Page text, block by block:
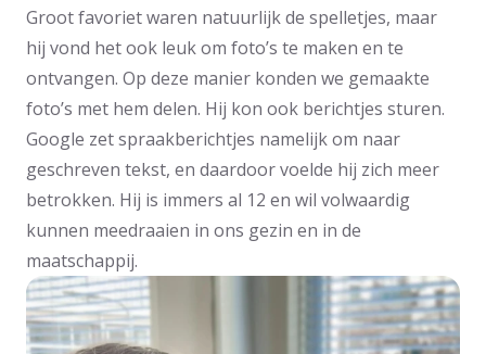
Groot favoriet waren natuurlijk de spelletjes, maar
hij vond het ook leuk om foto’s te maken en te
ontvangen. Op deze manier konden we gemaakte
foto’s met hem delen. Hij kon ook berichtjes sturen.
Google zet spraakberichtjes namelijk om naar
geschreven tekst, en daardoor voelde hij zich meer
betrokken. Hij is immers al 12 en wil volwaardig
kunnen meedraaien in ons gezin en in de
maatschappij.